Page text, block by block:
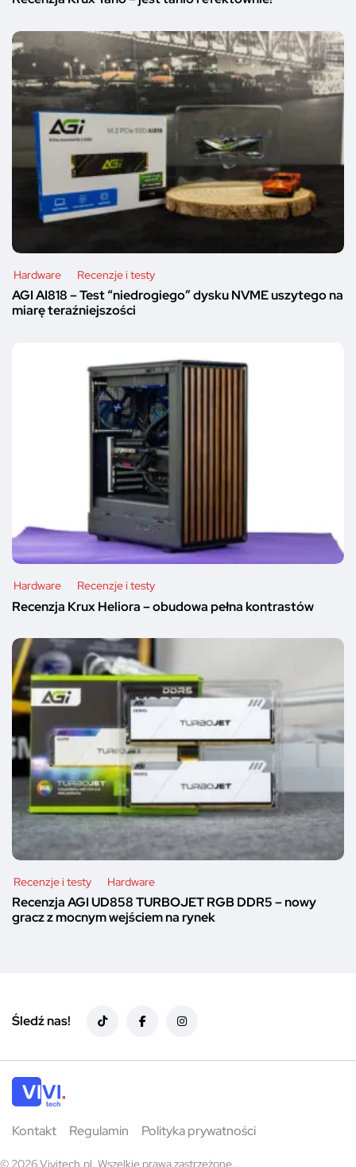
Hardware Recenzje i testy
AGI AI818 – Test “niedrogiego” dysku NVME uszytego na
miarę teraźniejszości
Hardware Recenzje i testy
Recenzja Krux Heliora – obudowa pełna kontrastów
Recenzje i testy Hardware
Recenzja AGI UD858 TURBOJET RGB DDR5 – nowy
gracz z mocnym wejściem na rynek
Śledź nas!
Kontakt Regulamin Polityka prywatności
© 2026 Vivitech.pl. Wszelkie prawa zastrzeżone.